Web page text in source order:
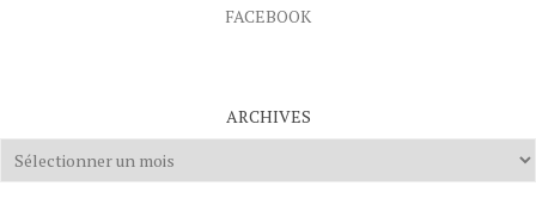
FACEBOOK
ARCHIVES
Archives